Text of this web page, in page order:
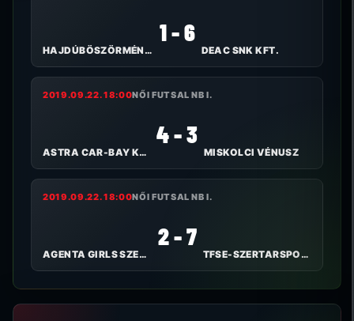
HAJDÚBÖSZÖRMÉNYI TE
1 - 6
DEAC SNK KFT.
2019.09.22. 18:00NŐI FUTSAL NB I.
ASTRA CAR-BAY KKFHÁZA FC
4 - 3
MISKOLCI VÉNUSZ
2019.09.22. 18:00NŐI FUTSAL NB I.
AGENTA GIRLS SZEKSZÁRD FC
2 - 7
TFSE-SZERTARSPORT.HU